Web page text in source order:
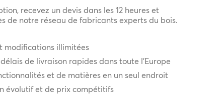
recevez un devis dans les 12 heures et
de notre réseau de fabricants experts du bois.
modifications illimitées
de livraison rapides dans toute l'Europe
et de matières en un seul endroit
évolutif et de prix compétitifs